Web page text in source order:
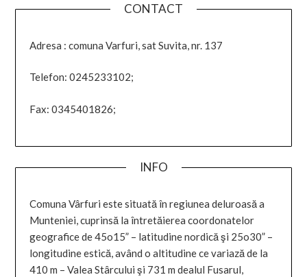
CONTACT
Adresa : comuna Varfuri, sat Suvita, nr. 137
Telefon: 0245233102;
Fax: 0345401826;
INFO
Comuna Vârfuri este situată în regiunea deluroasă a
Munteniei, cuprinsă la întretăierea coordonatelor
geografice de 45o15” – latitudine nordică şi 25o30” –
longitudine estică, având o altitudine ce variază de la
410 m – Valea Stârcului şi 731 m dealul Fusarul,